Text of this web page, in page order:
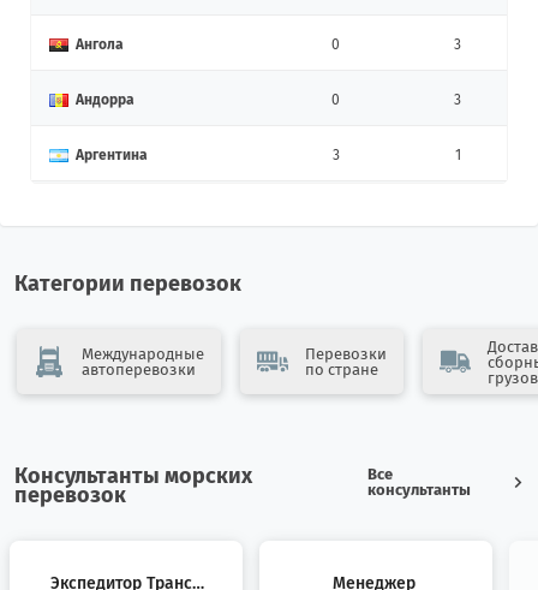
Ангола 0 3
Андорра 0 3
Аргентина 3 1
Бахрейн 0 2
Бельгия 6
Категории перевозок
Международные
автоперевозки
Перевозки
по стране
грузов
Консультанты морских
перевозок
Все
консультанты
Экспедитор Трансп
Менеджер